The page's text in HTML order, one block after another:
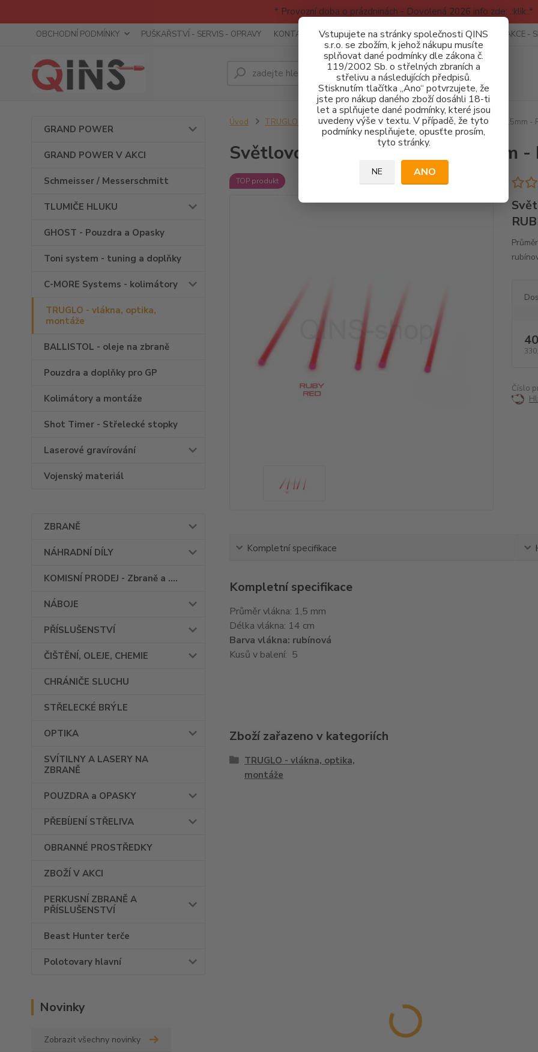
* Provozní doba o prázdninách - Dovolená 2026 info zde: .:klik:.*
Vstupujete na stránky společnosti QINS
s.r.o. se zbožím, k jehož nákupu musíte
splňovat dané podmínky dle zákona č.
119/2002 Sb. o střelných zbraních a
střelivu a následujících předpisů.
Stisknutím tlačítka „Ano“ potvrzujete, že
jste pro nákup daného zboží dosáhli 18-ti
let a splňujete dané podmínky, které jsou
uvedeny výše v textu. V případě, že tyto
podmínky nesplňujete, opusťte prosím,
tyto stránky.
NE ANO
OBCHODNÍ PODMÍNKY PUŠKAŘSTVÍ - SERVIS - OPRAVY KONTAKTY RECENZE - INFO SPORTOVNÍ AKCE AKCE -
Hledat
GRAND POWER
GRAND POWER V AKCI
Schmeisser / Messerschmitt
TLUMIČE HLUKU
GHOST - Pouzdra a Opasky
Toni system - tuning a doplňky
C-MORE Systems - kolimátory
TRUGLO - vlákna, optika,
montáže
BALLISTOL - oleje na zbraně
Pouzdra a doplňky pro GP
Kolimátory a montáže
Shot Timer - Střelecké stopky
Laserové gravírování
Vojenský materiál
ZBRANĚ
NÁHRADNÍ DÍLY
KOMISNÍ PRODEJ - Zbraně a ....
NÁBOJE
PŘÍSLUŠENSTVÍ
ČIŠTĚNÍ, OLEJE, CHEMIE
CHRÁNIČE SLUCHU
STŘELECKÉ BRÝLE
OPTIKA
SVÍTILNY A LASERY NA
ZBRANĚ
POUZDRA a OPASKY
PŘEBÍJENÍ STŘELIVA
OBRANNÉ PROSTŘEDKY
ZBOŽÍ V AKCI
PERKUSNÍ ZBRANĚ A
PŘÍSLUŠENSTVÍ
Beast Hunter terče
Polotovary hlavní
Novinky
Zobrazit všechny novinky
Úvod TRUGLO - vlákna, optika, montáže Světlovodné vlákno Truglo 1,5mm -
Světlovodné vlákno Truglo 1,5mm -
TOP produkt
Číslo
Kompletní specifikace
Kompletní specifikace
Průměr vlákna: 1,5 mm
Délka vlákna: 14 cm
Barva vlákna: rubínová
Kusů v balení: 5
Zboží zařazeno v kategoriích
TRUGLO - vlákna, optika,
montáže